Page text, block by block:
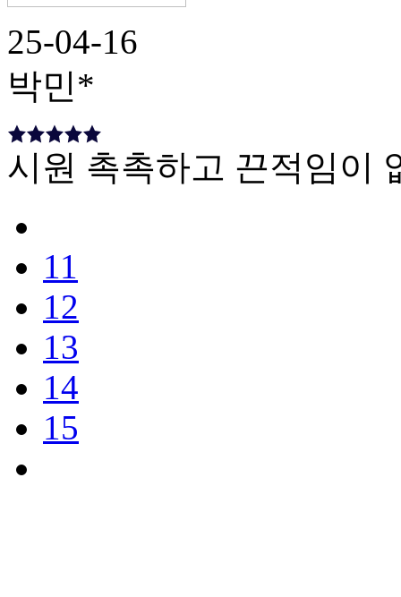
25-04-16
박민*
시원 촉촉하고 끈적임이
11
12
13
14
15